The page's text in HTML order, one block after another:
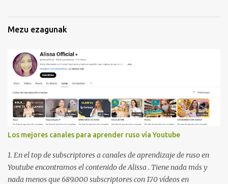
Mezu ezagunak
Los mejores canales para aprender ruso vía Youtube
1. En el top de subscriptores a canales de aprendizaje de ruso en
Youtube encontramos el contenido de Alissa . Tiene nada más y
nada menos que 689.000 subscriptores con 170 vídeos en